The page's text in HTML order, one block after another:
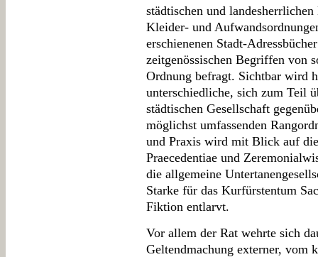
städtischen und
Kleider- und
erschienenen Stadt-
zeitgenössischen Begriffen von
Ordnung befragt. Sichtbar wird
unterschiedliche, sich zum Teil
städtischen Gesellschaft
möglichst umfassenden
und Praxis wird mit Blick auf
Praecedentiae und
die allgemeine
Starke für das Kurfürstentum
Fiktion entlarvt.
Vor allem der Rat wehrte sich
Geltendmachung externer, vom